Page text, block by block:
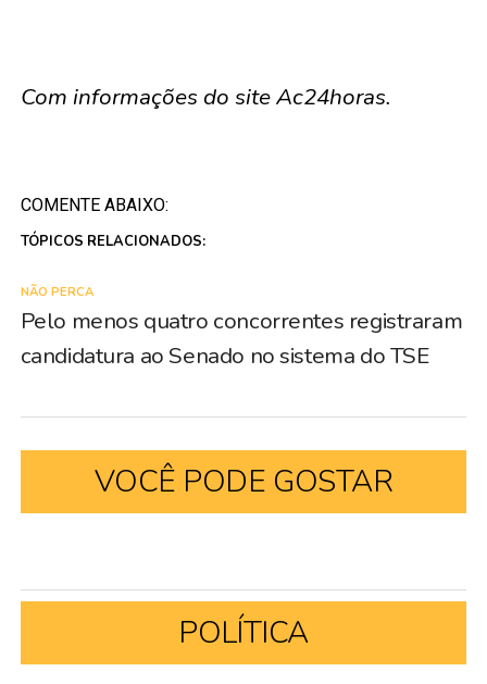
Com informações do site Ac24horas.
COMENTE ABAIXO:
TÓPICOS RELACIONADOS:
NÃO PERCA
Pelo menos quatro concorrentes registraram
candidatura ao Senado no sistema do TSE
VOCÊ PODE GOSTAR
POLÍTICA